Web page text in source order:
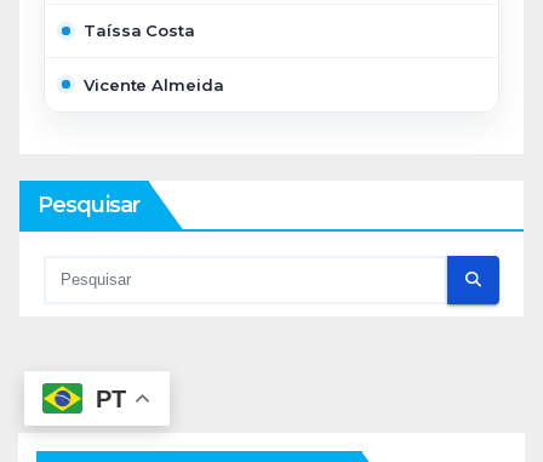
Taíssa Costa
Vicente Almeida
Pesquisar
PT